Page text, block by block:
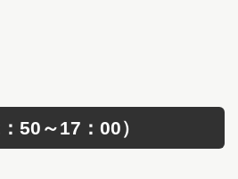
50～17：00）